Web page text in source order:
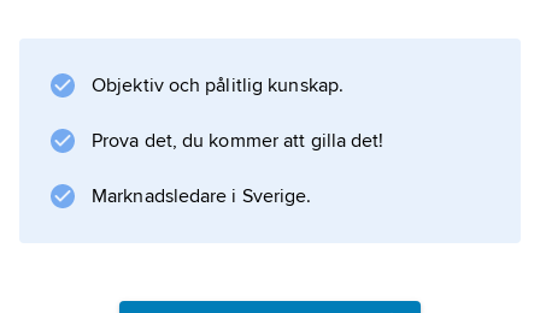
böckerna om barn i u-länder, t.ex. i Rolf
(1971) och i Ronny Ambjörnssons ”Toms nya
Information om artikeln
Objektiv och pålitlig kunskap.
Prova det, du kommer att gilla det!
Marknadsledare i Sverige.